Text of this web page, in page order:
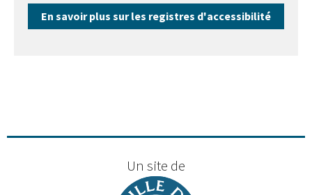
En savoir plus sur les registres d'accessibilité
Un site de